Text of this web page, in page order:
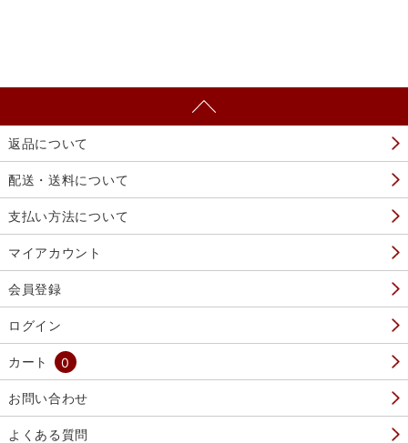
返品について
配送・送料について
支払い方法について
マイアカウント
会員登録
ログイン
カート 0
お問い合わせ
よくある質問